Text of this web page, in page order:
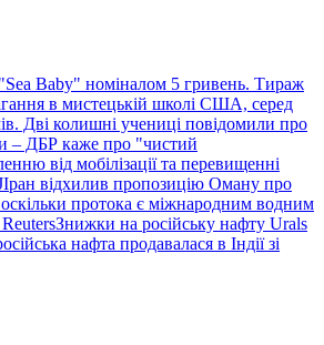
Baby" номіналом 5 гривень. Тираж
в мистецькій школі США, серед
Дві колишні учениці повідомили про
– ДБР каже про "чистий
від мобілізації та перевищенні
відхилив пропозицію Оману про
протока є міжнародним водним
на російську нафту Urals
нафта продавалася в Індії зі